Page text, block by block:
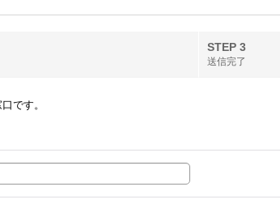
STEP 3
送信完了
です。